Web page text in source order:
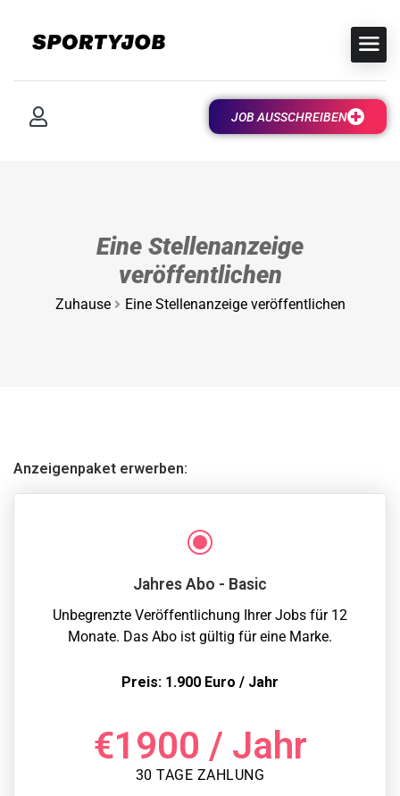
JOB AUSSCHREIBEN
Eine Stellenanzeige
veröffentlichen
Zuhause Eine Stellenanzeige veröffentlichen
Anzeigenpaket erwerben:
Jahres Abo - Basic
Unbegrenzte Veröffentlichung Ihrer Jobs für 12
Monate. Das Abo ist gültig für eine Marke.
Preis: 1.900 Euro / Jahr
€1900 / Jahr
30 TAGE ZAHLUNG